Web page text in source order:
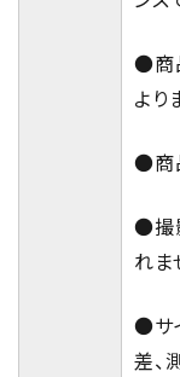
●商
より
●商
●撮
れま
●サ
差、